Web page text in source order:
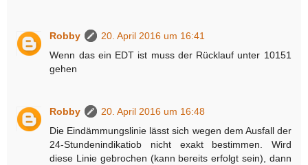
Robby
20. April 2016 um 16:41
Wenn das ein EDT ist muss der Rücklauf unter 10151
gehen
Robby
20. April 2016 um 16:48
Die Eindämmungslinie lässt sich wegen dem Ausfall der
24-Stundenindikatiob nicht exakt bestimmen. Wird
diese Linie gebrochen (kann bereits erfolgt sein), dann